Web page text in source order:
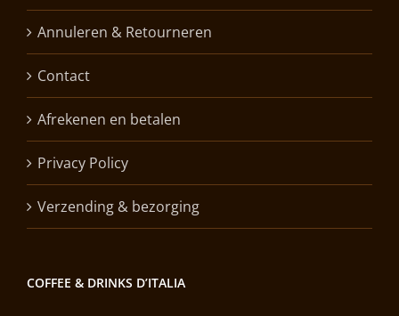
Annuleren & Retourneren
Contact
Afrekenen en betalen
Privacy Policy
Verzending & bezorging
COFFEE & DRINKS D’ITALIA